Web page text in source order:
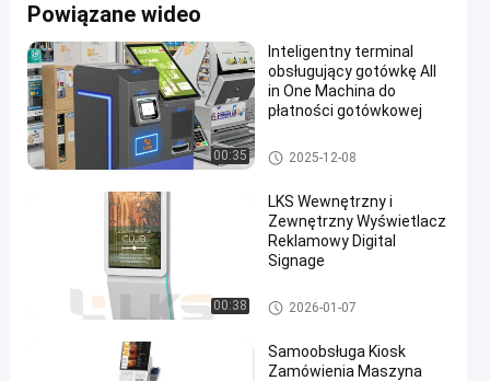
sklepów,
kiosk
z
zamówieniem
szybkiego
jedzenia
samodzielnego
zamawiania
3585
widoki
Rozmawiaj
teraz.
Powiązane wideo
00:35
Inteligentny terminal
obsługujący gotówkę All
in One Machina do
płatności gotówkowej
Kiosk płatniczy
2025-12-08
00:38
LKS Wewnętrzny i
Zewnętrzny Wyświetlacz
Reklamowy Digital
Signage
Cyfrowe oznakowanie
2026-01-07
Samoobsługa Kiosk
Zamówienia Maszyna